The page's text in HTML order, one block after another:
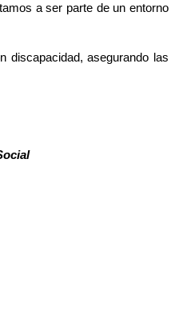
a ser parte de un entorno
discapacidad, asegurando las